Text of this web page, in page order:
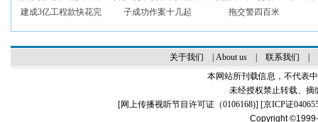
建成3亿工程款快花完
子成功作案十几起
拖交警四百米
关于我们 About us| 联系我们
本网站所刊载信息，不代表
未经授权禁止转载、摘
[网上传播视听节目许可证（0106168)] [京ICP证
Copyright